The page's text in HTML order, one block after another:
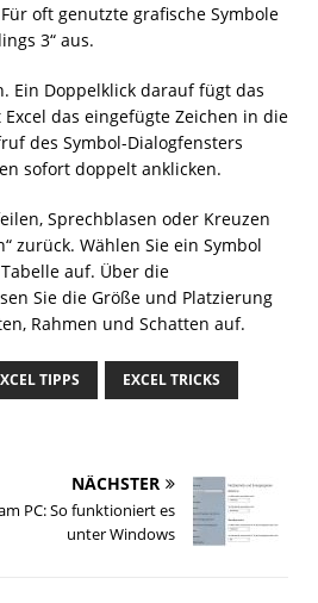
oft genutzte grafische Symbole
3“ aus.
Ein Doppelklick darauf fügt das
das eingefügte Zeichen in die
des Symbol-Dialogfensters
sofort doppelt anklicken.
Sprechblasen oder Kreuzen
zurück. Wählen Sie ein Symbol
auf. Über die
Sie die Größe und Platzierung
Rahmen und Schatten auf.
TIPPS EXCEL TRICKS
NÄCHSTER
PC: So funktioniert es
unter Windows